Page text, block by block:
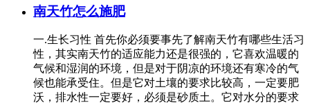
南天竹怎么施肥
一.生长习性 首先你必须要事先了解南天竹有哪些生活习
性，其实南天竹的适应能力还是很强的，它喜欢温暖的
气候和湿润的环境，但是对于阴凉的环境还有寒冷的气
候也能承受住。但是它对土壤的要求比较高，一定要肥
沃，排水性一定要好，必须是砂质土。它对水分的要求